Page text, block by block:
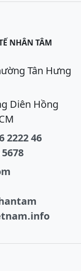
NHÂN TÂM
Tân Hưng
Diên Hồng
2222 46